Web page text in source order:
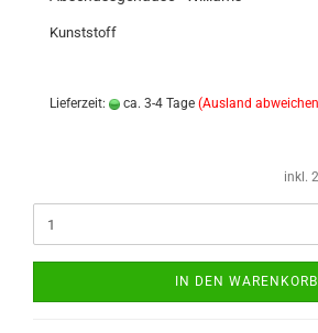
Kunststoff
Lieferzeit: ca. 3-4 Tage (Ausland
inkl.
IN DEN WARENKORB